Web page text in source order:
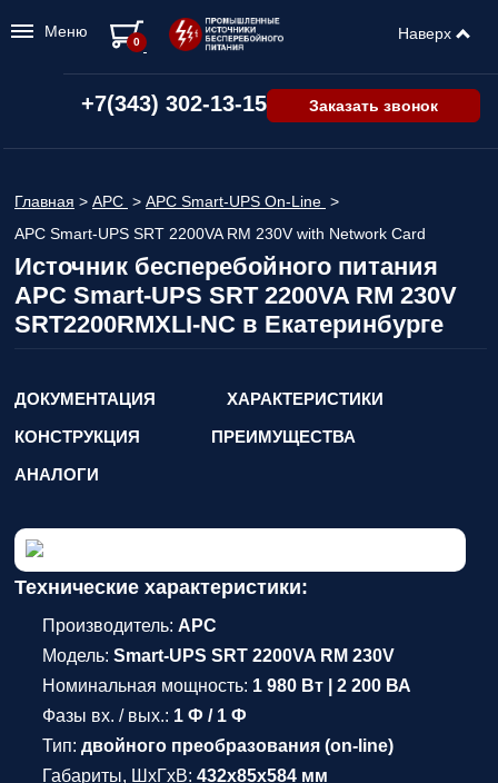
+7(343) 302-13-15 Заказать звонок
Главная > APC > APC Smart-UPS On-Line >
APC Smart-UPS SRT 2200VA RM 230V with Network Card
Источник бесперебойного питания
APC Smart-UPS SRT 2200VA RM 230V
SRT2200RMXLI-NC в Екатеринбурге
ДОКУМЕНТАЦИЯ
ХАРАКТЕРИСТИКИ
КОНСТРУКЦИЯ
ПРЕИМУЩЕСТВА
АНАЛОГИ
Технические характеристики:
Производитель: APC
Модель: Smart-UPS SRT 2200VA RM 230V
Номинальная мощность: 1 980 Вт | 2 200 ВА
Фазы вх. / вых.: 1 Ф / 1 Ф
Тип: двойного преобразования (on-line)
Габариты, ШхГхВ: 432x85x584 мм
Меню Наверх
0